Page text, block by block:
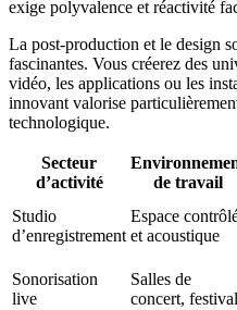
exige polyvalence et réactivité
La post-production et le design
fascinantes. Vous créerez des
vidéo, les applications ou les
innovant valorise
technologique.
Secteur
d’activité
de travail
Studio
d’enregistrement
Espace
et acoustique
Sonorisation
live
Salles de
concert,